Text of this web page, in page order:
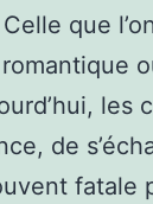
que
les
de
fatale